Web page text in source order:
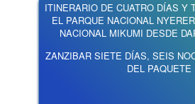
ITINERARIO DE CUATRO DÍAS Y
EL PARQUE NACIONAL
NACIONAL MIKUMI DESDE
ZANZIBAR SIETE DÍAS, SEIS
DEL PAQUETE